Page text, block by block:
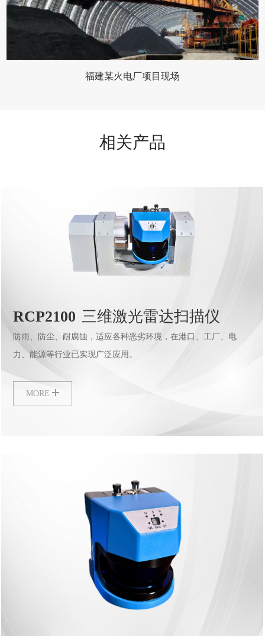
福建某火电厂项目现场
相关产品
RCP2100 三维激光雷达扫描仪
防雨、防尘、耐腐蚀，适应各种恶劣环境，在港口、工厂、电
力、能源等行业已实现广泛应用。
MORE